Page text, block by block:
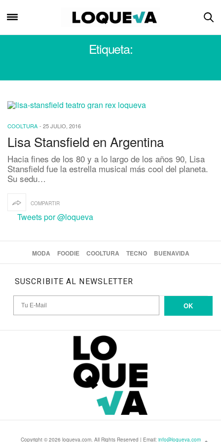
Etiqueta:
COOLTURA - 25 JULIO, 2016
Lisa Stansfield en Argentina
Hacia fines de los 80 y a lo largo de los años 90, Lisa
Stansfield fue la estrella musical más cool del planeta.
Su sedu…
COMPARTIR
Tweets por @loqueva
MODA FOODIE COOLTURA TECNO BUENAVIDA
SUSCRIBITE AL NEWSLETTER
OK
Copyright © 2026 loqueva.com. All Rights Reserved | Email: info@loqueva.com